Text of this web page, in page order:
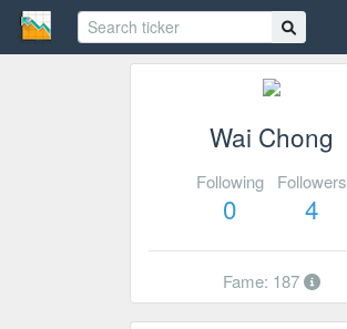
Wai Chong
Following
0
Followers
4
Fame: 187